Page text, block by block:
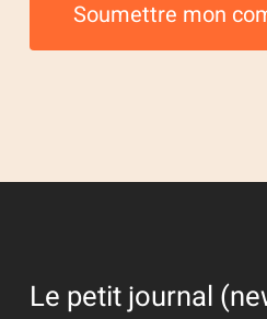
Le petit journal